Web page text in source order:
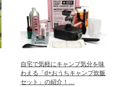
自宅で気軽にキャンプ気分を味
わえる「d+おうちキャンプ炊飯
セット」の紹介！…